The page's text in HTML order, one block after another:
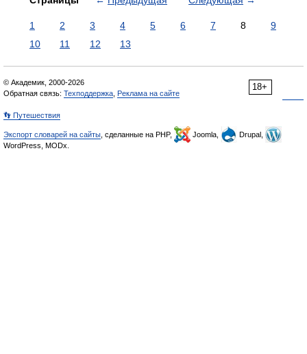
1 2 3 4 5 6 7 8
9
10
11 12 13
18+
© Академик, 2000-2026
Обратная связь: Техподдержка Реклама на сайте
👣 Путешествия
Экспорт словарей на сайты , сделанные на PHP, Joomla,
Drupal,
WordPress, MODx.